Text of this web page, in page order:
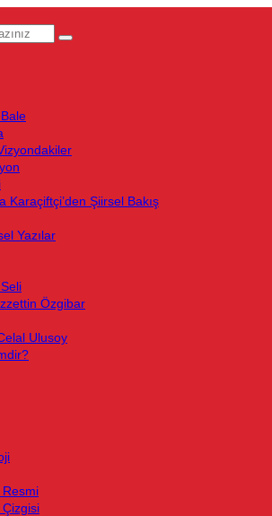
Karaçiftçi’den Şiirsel Bakış
Yazılar
Özgibar
Ulusoy